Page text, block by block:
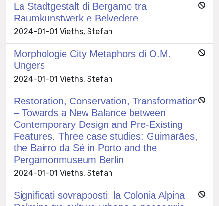
La Stadtgestalt di Bergamo tra
Raumkunstwerk e Belvedere
2024-01-01 Vieths, Stefan
Morphologie City Metaphors di O.M.
Ungers
2024-01-01 Vieths, Stefan
Restoration, Conservation, Transformation
– Towards a New Balance between
Contemporary Design and Pre-Existing
Features. Three case studies: Guimarães,
the Bairro da Sé in Porto and the
Pergamonmuseum Berlin
2024-01-01 Vieths, Stefan
Significati sovrapposti: la Colonia Alpina